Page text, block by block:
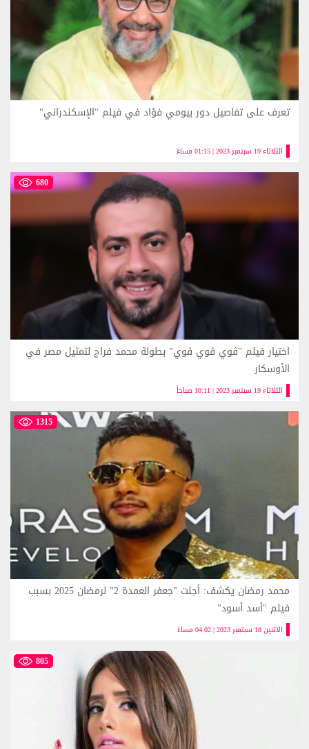
الثلاثاء 19 سبتمبر 2023 | 01:15 مساءً
تعرف على تفاصيل دور بيومي فؤاد في فيلم "الإسكندراني"
680
الثلاثاء 19 سبتمبر 2023 | 10:11 صباحاً
اختيار فيلم "ڤوي ڤوي ڤوي" بطولة محمد فراج لتمثيل مصر في
الأوسكار
1315
الاثنين 18 سبتمبر 2023 | 04:02 مساءً
محمد رمضان يكشف: أجلت "جعفر العمدة 2" لرمضان 2025 بسبب
فيلم "أسد أسود"
805